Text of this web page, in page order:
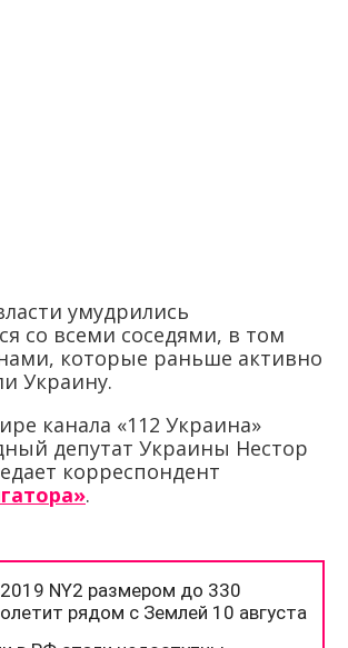
умудрились
со всеми соседями, в том
которые раньше активно
Украину.
канала «112 Украина»
депутат Украины Нестор
корреспондент
.